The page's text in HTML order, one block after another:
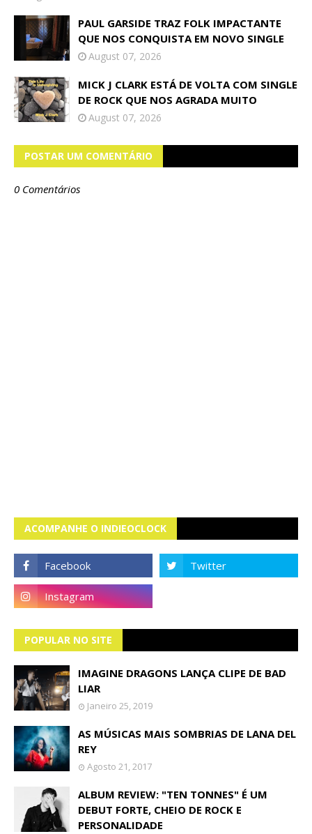
PAUL GARSIDE TRAZ FOLK IMPACTANTE
QUE NOS CONQUISTA EM NOVO SINGLE
August 07, 2026
MICK J CLARK ESTÁ DE VOLTA COM SINGLE
DE ROCK QUE NOS AGRADA MUITO
August 07, 2026
POSTAR UM COMENTÁRIO
0 Comentários
ACOMPANHE O INDIEOCLOCK
POPULAR NO SITE
IMAGINE DRAGONS LANÇA CLIPE DE BAD
LIAR
Janeiro 25, 2019
AS MÚSICAS MAIS SOMBRIAS DE LANA DEL
REY
Agosto 21, 2017
ALBUM REVIEW: "TEN TONNES" É UM
DEBUT FORTE, CHEIO DE ROCK E
PERSONALIDADE